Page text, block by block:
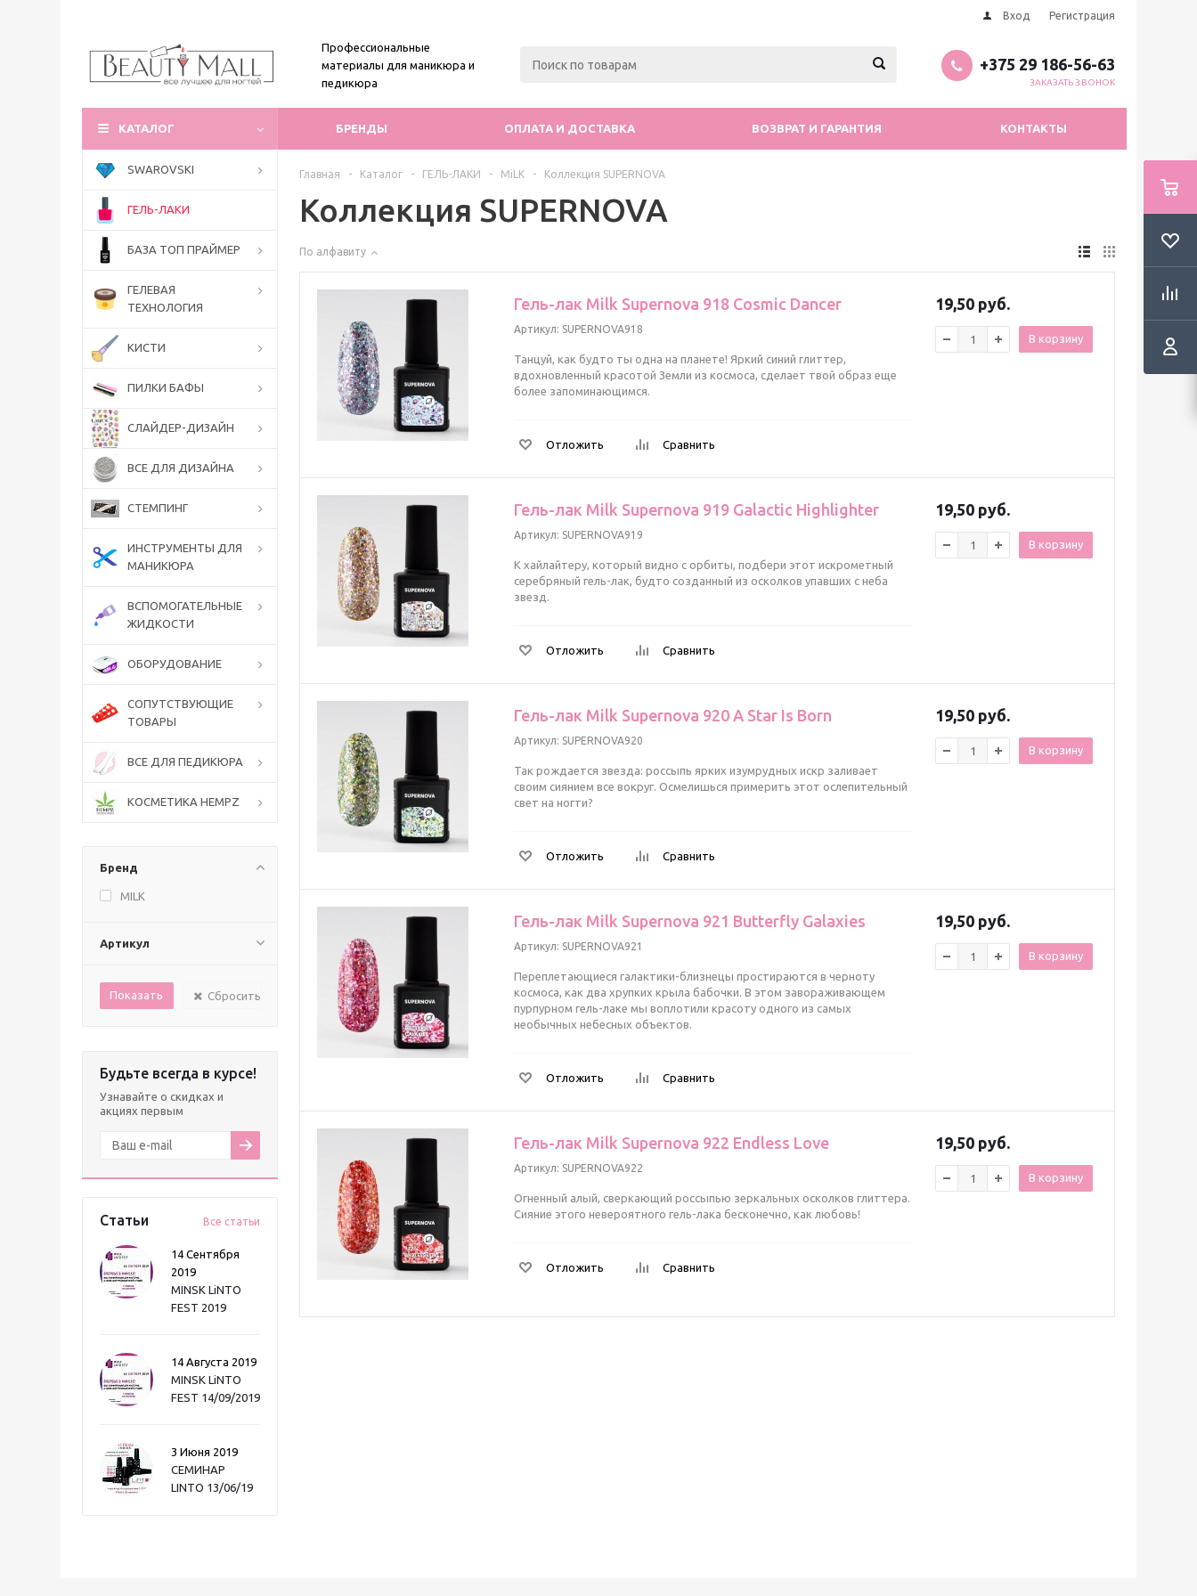
Вход Регистрация
Профессиональные
материалы для маникюра и
педикюра
+375 29 186-56-63
ЗАКАЗАТЬ ЗВОНОК
КАТАЛОГ БРЕНДЫ ОПЛАТА И ДОСТАВКА ВОЗВРАТ И ГАРАНТИЯ КОНТАКТЫ
SWAROVSKI
ГЕЛЬ-ЛАКИ
БАЗА ТОП ПРАЙМЕР
ГЕЛЕВАЯ
ТЕХНОЛОГИЯ
КИСТИ
ПИЛКИ БАФЫ
СЛАЙДЕР-ДИЗАЙН
ВСЕ ДЛЯ ДИЗАЙНА
СТЕМПИНГ
ИНСТРУМЕНТЫ ДЛЯ
МАНИКЮРА
ВСПОМОГАТЕЛЬНЫЕ
ЖИДКОСТИ
ОБОРУДОВАНИЕ
СОПУТСТВУЮЩИЕ
ТОВАРЫ
ВСЕ ДЛЯ ПЕДИКЮРА
КОСМЕТИКА HEMPZ
Бренд
MILK
Артикул
Сбросить
Будьте всегда в курсе!
Узнавайте о скидках и
акциях первым
Статьи Все статьи
14 Сентября
2019
MINSK LiNTO
FEST 2019
14 Августа 2019
MINSK LiNTO
FEST 14/09/2019
3 Июня 2019
СЕМИНАР
LINTO 13/06/19
Главная - Каталог - ГЕЛЬ-ЛАКИ - MiLK - Коллекция SUPERNOVA
Коллекция SUPERNOVA
По алфавиту
Гель-лак Milk Supernova 918 Cosmic Dancer
Артикул: SUPERNOVA918
Танцуй, как будто ты одна на планете! Яркий синий глиттер,
вдохновленный красотой Земли из космоса, сделает твой образ еще
более запоминающимся.
Отложить Сравнить
19,50 руб.
В корзину
Гель-лак Milk Supernova 919 Galactic Highlighter
Артикул: SUPERNOVA919
К хайлайтеру, который видно с орбиты, подбери этот искрометный
серебряный гель-лак, будто созданный из осколков упавших с неба
звезд.
Отложить Сравнить
19,50 руб.
В корзину
Гель-лак Milk Supernova 920 A Star Is Born
Артикул: SUPERNOVA920
Так рождается звезда: россыпь ярких изумрудных искр заливает
своим сиянием все вокруг. Осмелишься примерить этот ослепительный
свет на ногти?
Отложить Сравнить
19,50 руб.
В корзину
Гель-лак Milk Supernova 921 Butterfly Galaxies
Артикул: SUPERNOVA921
Переплетающиеся галактики-близнецы простираются в черноту
космоса, как два хрупких крыла бабочки. В этом завораживающем
пурпурном гель-лаке мы воплотили красоту одного из самых
необычных небесных объектов.
Отложить Сравнить
19,50 руб.
В корзину
Гель-лак Milk Supernova 922 Endless Love
Артикул: SUPERNOVA922
Огненный алый, сверкающий россыпью зеркальных осколков глиттера.
Сияние этого невероятного гель-лака бесконечно, как любовь!
Отложить Сравнить
19,50 руб.
В корзину